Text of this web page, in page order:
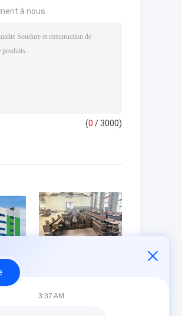
à nous
(0 / 3000)
Fabrication de
3:37 AM